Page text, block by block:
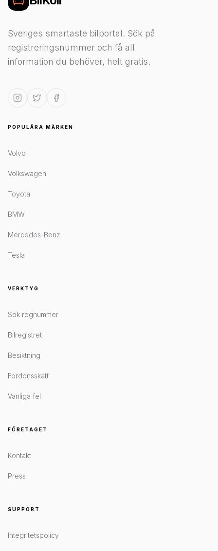
Sveriges smartaste bilportal. Sök på
registreringsnummer och få all
information du behöver, helt gratis.
POPULÄRA MÄRKEN
Volvo
Volkswagen
Toyota
BMW
Mercedes-Benz
Tesla
VERKTYG
Sök regnummer
Bilregistret
Besiktning
Fordonsskatt
Vanliga fel
FÖRETAGET
Kontakt
Press
SUPPORT
Integritetspolicy